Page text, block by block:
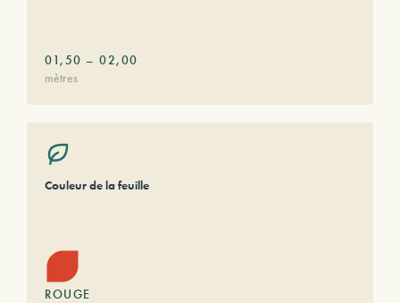
01,50 – 02,00
mètres
Couleur de la feuille
ROUGE